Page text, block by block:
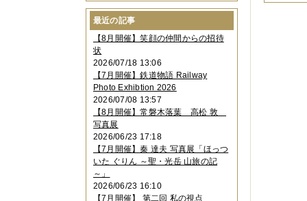
2024年06月（4件）
2024年04月
2024年03月（3件）
2024年02月（2件）
2023年12月
2023年11月 （4件）
2023年10月（3件）
2023年09月（4件）
2023年08月 （1件）
2023年06月（3件）
2023年05月
2023年04月 （2件）
2023年03月（5件）
2023年02月（3件）
2023年01月
2022年12月 （3件）
最近の記事
【8月開催】笑顔の仲間からの招待
状
2026/07/18 13:06
【7月開催】鉄道物語 Railway
Photo Exhibtion 2026
2026/07/08 13:57
【8月開催】常磐木落葉 高松 敦
写真展
2026/06/23 17:18
【7月開催】秦 達夫 写真展「ほっつ
いた ぐりん ～聖・光岳 山旅の記
～」
2026/06/23 16:10
【7月開催】 第二回 私の視点